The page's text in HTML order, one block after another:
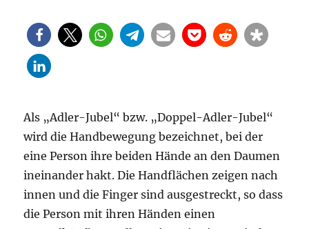
Als „Adler-Jubel“ bzw. „Doppel-Adler-Jubel“
wird die Handbewegung bezeichnet, bei der
eine Person ihre beiden Hände an den Daumen
ineinander hakt. Die Handflächen zeigen nach
innen und die Finger sind ausgestreckt, so dass
die Person mit ihren Händen einen